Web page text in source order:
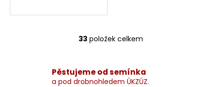
O
á
33položek celkem
Pěstujeme od semínka
a pod drobnohledem ÚKZÚZ.